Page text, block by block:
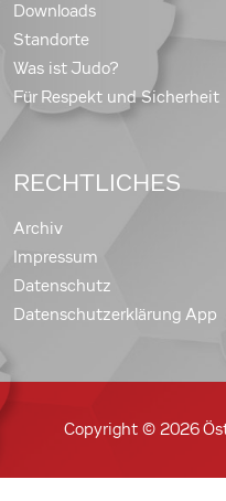
Downloads
Standorte
Was ist Judo?
Für Respekt und Sicherheit
RECHTLICHES
Archiv
Impressum
Datenschutz
Datenschutzerklärung App
Copyright © 2026